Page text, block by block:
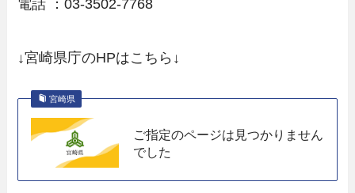
電話 ：03-3502-7768
↓宮崎県庁のHPはこちら↓
宮崎県
ご指定のページは見つかりません
でした